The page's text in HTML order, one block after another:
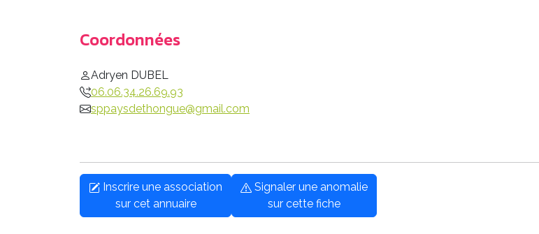
Coordonnées
Adryen DUBEL
06.06.34.26.69.93
sppaysdethongue@gmail.com
Inscrire une association
sur cet annuaire
Signaler une anomalie
sur cette fiche